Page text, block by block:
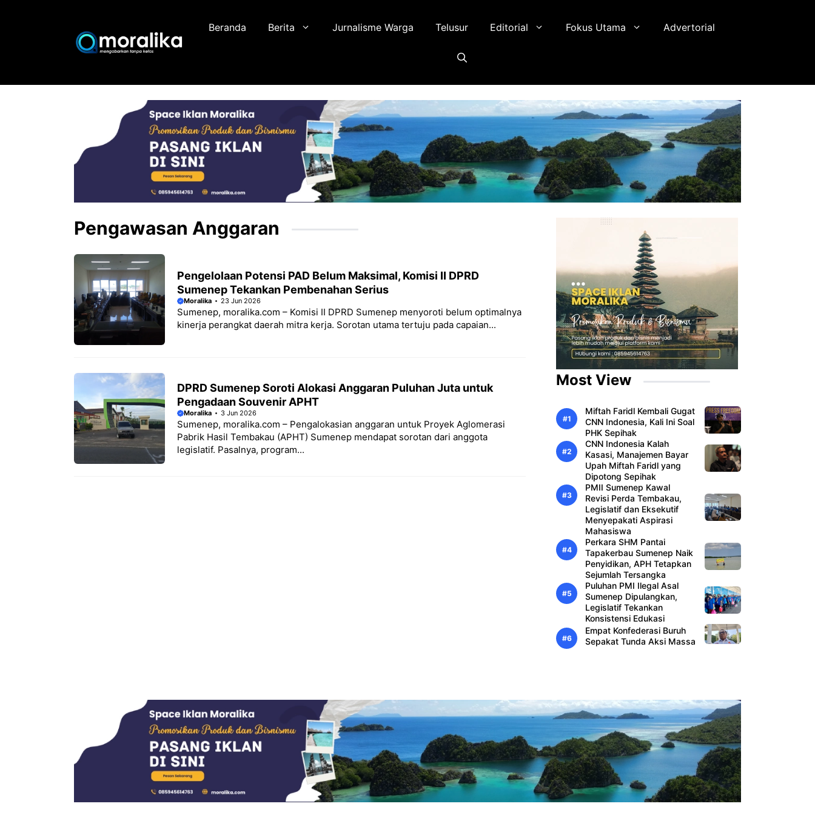
Beranda Berita Jurnalisme Warga Telusur Editorial Fokus Utama Advertorial
Pengawasan Anggaran
Pengelolaan Potensi PAD Belum Maksimal, Komisi II DPRD
Sumenep Tekankan Pembenahan Serius
Moralika 23 Jun 2026
Sumenep, moralika.com – Komisi II DPRD Sumenep menyoroti belum optimalnya
kinerja perangkat daerah mitra kerja. Sorotan utama tertuju pada capaian...
DPRD Sumenep Soroti Alokasi Anggaran Puluhan Juta untuk
Pengadaan Souvenir APHT
Moralika 3 Jun 2026
Sumenep, moralika.com – Pengalokasian anggaran untuk Proyek Aglomerasi
Pabrik Hasil Tembakau (APHT) Sumenep mendapat sorotan dari anggota
legislatif. Pasalnya, program...
Most View
Miftah Faridl Kembali Gugat
CNN Indonesia, Kali Ini Soal
PHK Sepihak
CNN Indonesia Kalah
Kasasi, Manajemen Bayar
Upah Miftah Faridl yang
Dipotong Sepihak
PMII Sumenep Kawal
Revisi Perda Tembakau,
Legislatif dan Eksekutif
Menyepakati Aspirasi
Mahasiswa
Perkara SHM Pantai
Tapakerbau Sumenep Naik
Penyidikan, APH Tetapkan
Sejumlah Tersangka
Puluhan PMI Ilegal Asal
Sumenep Dipulangkan,
Legislatif Tekankan
Konsistensi Edukasi
Empat Konfederasi Buruh
Sepakat Tunda Aksi Massa